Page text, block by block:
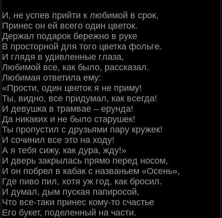
И, не успев прийти к любимой в срок,
Принес он ей всего один цветок.
Держал подарок бережно в руке
В просторной для того цветка фольге.
И глядя в удивленные глаза,
Любимой все, как было, рассказал.
Любимая ответила ему:
«Прости, один цветок я не приму!
Ты, видно, все придумал, как всегда!
И девушка в трамвае – ерунда!
Да никаких и не было старушек!
Ты пропустил с друзьями пару кружек!
И сочинил все это на ходу!
А я тебя сижу, как дура, жду!»
И дверь закрылась прямо перед носом,
И он побрел в кабак с названьем «Осень»,
Где пиво пил, хотя уж год, как бросил.
И думал, дым пуская папиросой,
Что все-таки принес кому-то счастье
Его букет, поделенный на части.